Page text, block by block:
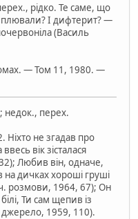
рідко. Те саме, що
І дифтерит? —
(Василь
— Том 11, 1980. —
перех.
не згадав про
вік зісталася
Любив він, одначе,
дичках хороші груші
розмови, 1964, 67); Он
Ти сам щепив із
1959, 110).